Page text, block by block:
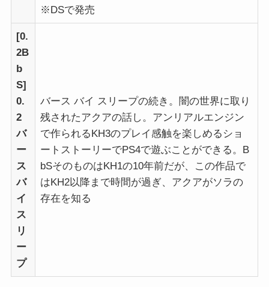
※DSで発売
[0.
2B
b
S]
0.
2
バ
ー
ス
バ
イ
ス
リ
ー
プ
バース バイ スリープの続き。闇の世界に取り
残されたアクアの話し。アンリアルエンジン
で作られるKH3のプレイ感触を楽しめるショ
ートストーリーでPS4で遊ぶことができる。B
bSそのものはKH1の10年前だが、この作品で
はKH2以降まで時間が過ぎ、アクアがソラの
存在を知る